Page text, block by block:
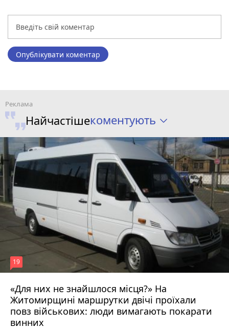
Опублікувати коментар
Найчастішекоментують
«Для них не знайшлося місця?» На
Житомирщині маршрутки двічі проїхали
повз військових: люди вимагають покарати
винних
19
17 липня 2026 р.